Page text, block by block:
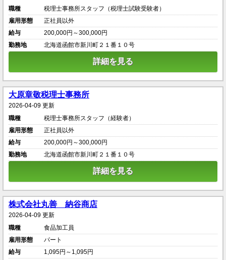
職種
税理士事務所スタッフ（税理士試験受験者）
雇用形態
正社員以外
給与
200,000円～300,000円
勤務地
北海道函館市新川町２１番１０号
詳細を見る
大原章敬税理士事務所
2026-04-09 更新
職種
税理士事務所スタッフ（経験者）
雇用形態
正社員以外
給与
200,000円～300,000円
勤務地
北海道函館市新川町２１番１０号
詳細を見る
株式会社丸善 納谷商店
2026-04-09 更新
職種
食品加工員
雇用形態
パート
給与
1,095円～1,095円